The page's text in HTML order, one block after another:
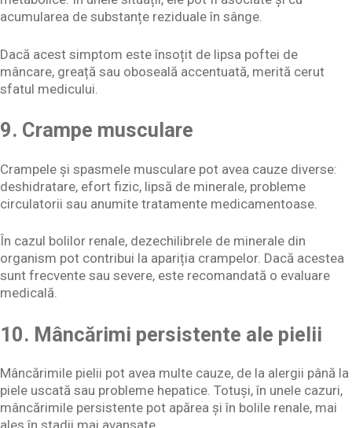
acumularea de substanțe reziduale în sânge.
Dacă acest simptom este însoțit de lipsa poftei de
mâncare, greață sau oboseală accentuată, merită cerut
sfatul medicului.
9. Crampe musculare
Crampele și spasmele musculare pot avea cauze diverse:
deshidratare, efort fizic, lipsă de minerale, probleme
circulatorii sau anumite tratamente medicamentoase.
În cazul bolilor renale, dezechilibrele de minerale din
organism pot contribui la apariția crampelor. Dacă acestea
sunt frecvente sau severe, este recomandată o evaluare
medicală.
10. Mâncărimi persistente ale pielii
Mâncărimile pielii pot avea multe cauze, de la alergii până la
piele uscată sau probleme hepatice. Totuși, în unele cazuri,
mâncărimile persistente pot apărea și în bolile renale, mai
ales în stadii mai avansate.